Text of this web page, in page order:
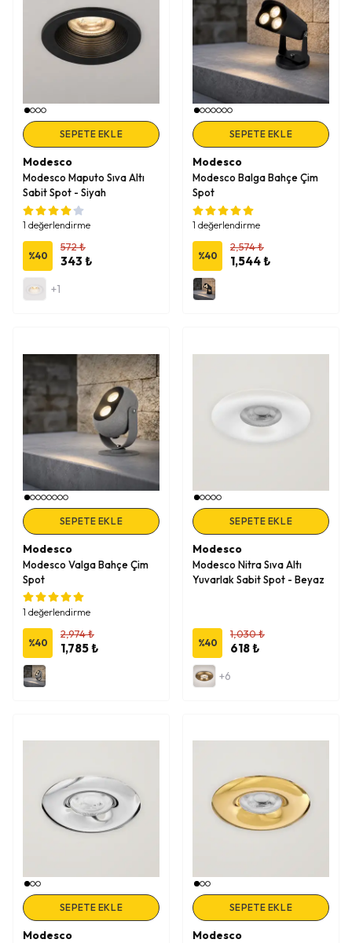
SEPETE EKLE
Modesco
Modesco Maputo Sıva Altı
Sabit Spot - Siyah
1 değerlendirme
%40
572 ₺
343 ₺
+1
SEPETE EKLE
Modesco
Modesco Balga Bahçe Çim
Spot
1 değerlendirme
%40
2,574 ₺
1,544 ₺
SEPETE EKLE
Modesco
Modesco Valga Bahçe Çim
Spot
1 değerlendirme
%40
2,974 ₺
1,785 ₺
SEPETE EKLE
Modesco
Modesco Nitra Sıva Altı
Yuvarlak Sabit Spot - Beyaz
%40
1,030 ₺
618 ₺
+6
SEPETE EKLE
Modesco
SEPETE EKLE
Modesco